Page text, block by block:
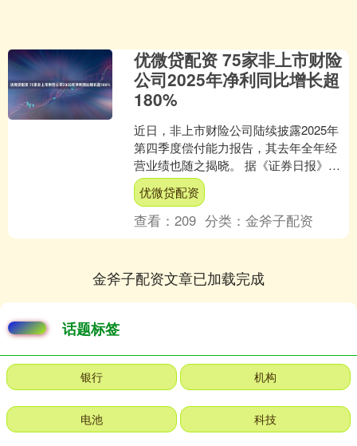
优微贷配资 75家非上市财险
公司2025年净利同比增长超
180%
近日，非上市财险公司陆续披露2025年
第四季度偿付能力报告，其去年全年经
营业绩也随之揭晓。 据《证券日报》记
者梳理，截至目前，已有76家非上市财
险公司同时披露了....
优微贷配资
查看：209 分类：金斧子配资
金斧子配资文章已加载完成
话题标签
银行 机构
电池 科技